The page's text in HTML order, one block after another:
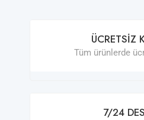
ÜCRETSIZ
Tüm ürünlerde
7/24